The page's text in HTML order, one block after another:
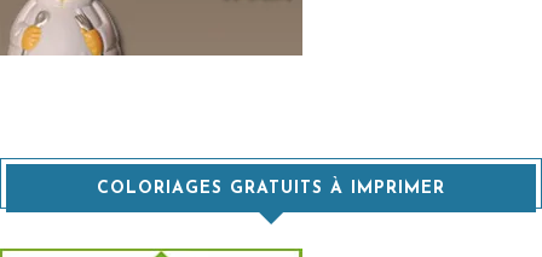
COLORIAGES GRATUITS À IMPRIMER